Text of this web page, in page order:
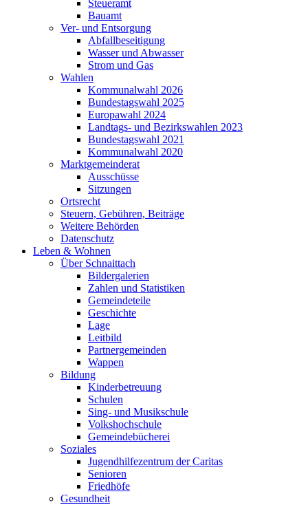
Steueramt
Bauamt
Ver- und Entsorgung
Abfallbeseitigung
Wasser und Abwasser
Strom und Gas
Wahlen
Kommunalwahl 2026
Bundestagswahl 2025
Europawahl 2024
Landtags- und Bezirkswahlen 2023
Bundestagswahl 2021
Kommunalwahl 2020
Marktgemeinderat
Ausschüsse
Sitzungen
Ortsrecht
Steuern, Gebühren, Beiträge
Weitere Behörden
Datenschutz
Leben & Wohnen
Über Schnaittach
Bildergalerien
Zahlen und Statistiken
Gemeindeteile
Geschichte
Lage
Leitbild
Partnergemeinden
Wappen
Bildung
Kinderbetreuung
Schulen
Sing- und Musikschule
Volkshochschule
Gemeindebücherei
Soziales
Jugendhilfezentrum der Caritas
Senioren
Friedhöfe
Gesundheit